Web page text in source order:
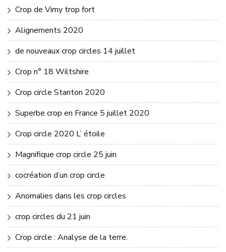
Crop de Vimy trop fort
Alignements 2020
de nouveaux crop circles 14 juillet
Crop n° 18 Wiltshire
Crop circle Stanton 2020
Superbe crop en France 5 juillet 2020
Crop circle 2020 L’ étoile
Magnifique crop circle 25 juin
cocréation d’un crop circle
Anomalies dans les crop circles
crop circles du 21 juin
Crop circle : Analyse de la terre.